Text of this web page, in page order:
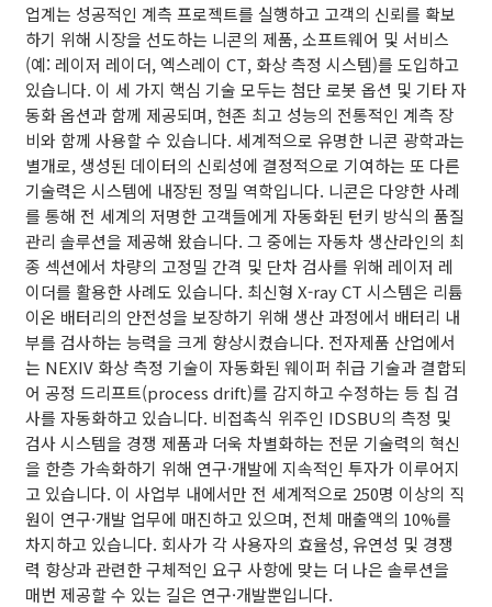
업계는 성공적인 계측 프로젝트를 실행하고 고객의 신뢰를 확보
하기 위해 시장을 선도하는 니콘의 제품, 소프트웨어 및 서비스
(예: 레이저 레이더, 엑스레이 CT, 화상 측정 시스템)를 도입하고
있습니다. 이 세 가지 핵심 기술 모두는 첨단 로봇 옵션 및 기타 자
동화 옵션과 함께 제공되며, 현존 최고 성능의 전통적인 계측 장
비와 함께 사용할 수 있습니다. 세계적으로 유명한 니콘 광학과는
별개로, 생성된 데이터의 신뢰성에 결정적으로 기여하는 또 다른
기술력은 시스템에 내장된 정밀 역학입니다. 니콘은 다양한 사례
를 통해 전 세계의 저명한 고객들에게 자동화된 턴키 방식의 품질
관리 솔루션을 제공해 왔습니다. 그 중에는 자동차 생산라인의 최
종 섹션에서 차량의 고정밀 간격 및 단차 검사를 위해 레이저 레
이더를 활용한 사례도 있습니다. 최신형 X-ray CT 시스템은 리튬
이온 배터리의 안전성을 보장하기 위해 생산 과정에서 배터리 내
부를 검사하는 능력을 크게 향상시켰습니다. 전자제품 산업에서
는 NEXIV 화상 측정 기술이 자동화된 웨이퍼 취급 기술과 결합되
어 공정 드리프트(process drift)를 감지하고 수정하는 등 칩 검
사를 자동화하고 있습니다. 비접촉식 위주인 IDSBU의 측정 및
검사 시스템을 경쟁 제품과 더욱 차별화하는 전문 기술력의 혁신
을 한층 가속화하기 위해 연구·개발에 지속적인 투자가 이루어지
고 있습니다. 이 사업부 내에서만 전 세계적으로 250명 이상의 직
원이 연구·개발 업무에 매진하고 있으며, 전체 매출액의 10%를
차지하고 있습니다. 회사가 각 사용자의 효율성, 유연성 및 경쟁
력 향상과 관련한 구체적인 요구 사항에 맞는 더 나은 솔루션을
매번 제공할 수 있는 길은 연구·개발뿐입니다.